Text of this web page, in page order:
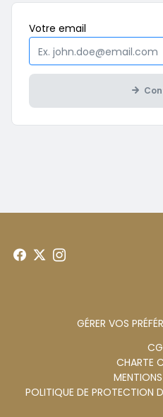
Votre email
GÉRER VOS
CHARTE
POLITIQUE DE PROTECTION